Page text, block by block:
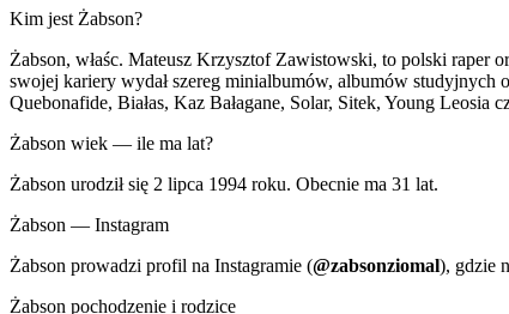
Kim jest Żabson?
Żabson, właśc. Mateusz Krzysztof Zawistowski, to polski raper
swojej kariery wydał szereg minialbumów, albumów studyjnych
Quebonafide, Białas, Kaz Bałagane, Solar, Sitek, Young
Żabson wiek — ile ma lat?
Żabson urodził się 2 lipca 1994 roku. Obecnie ma 31 lat.
Żabson — Instagram
Żabson prowadzi profil na Instagramie (@zabsonziomal), gdzie
Żabson pochodzenie i rodzice